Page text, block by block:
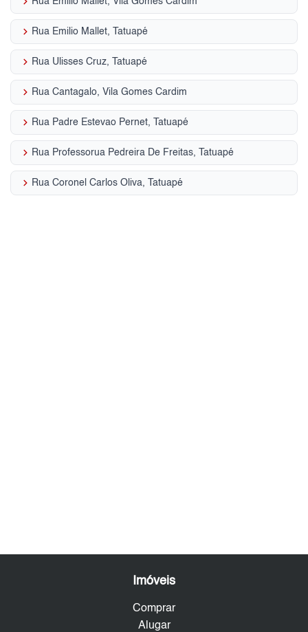
keyboard_arrow_right Rua Emilio Mallet, Tatuapé
keyboard_arrow_right Rua Ulisses Cruz, Tatuapé
keyboard_arrow_right Rua Cantagalo, Vila Gomes Cardim
keyboard_arrow_right Rua Padre Estevao Pernet, Tatuapé
keyboard_arrow_right Rua Professorua Pedreira De Freitas, Tatuapé
keyboard_arrow_right Rua Coronel Carlos Oliva, Tatuapé
Imóveis
Comprar
Alugar